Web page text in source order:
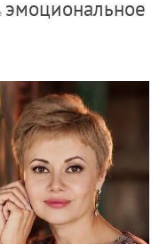
эмоциональное